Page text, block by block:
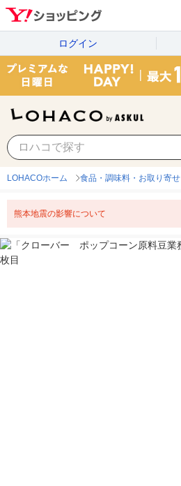
ログイン
LOHACOホーム 食品・調味料・お取り寄せ
熊本地震の影響について